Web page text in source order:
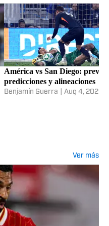
América vs San Diego: previa,
predicciones y alineaciones
Benjamín Guerra Aug 4, 2026
Ver más